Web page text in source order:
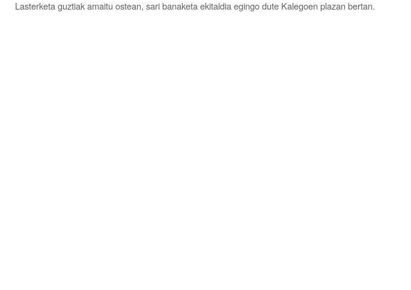
Lasterketa guztiak amaitu ostean, sari banaketa ekitaldia egingo dute Kalegoen plazan bertan.